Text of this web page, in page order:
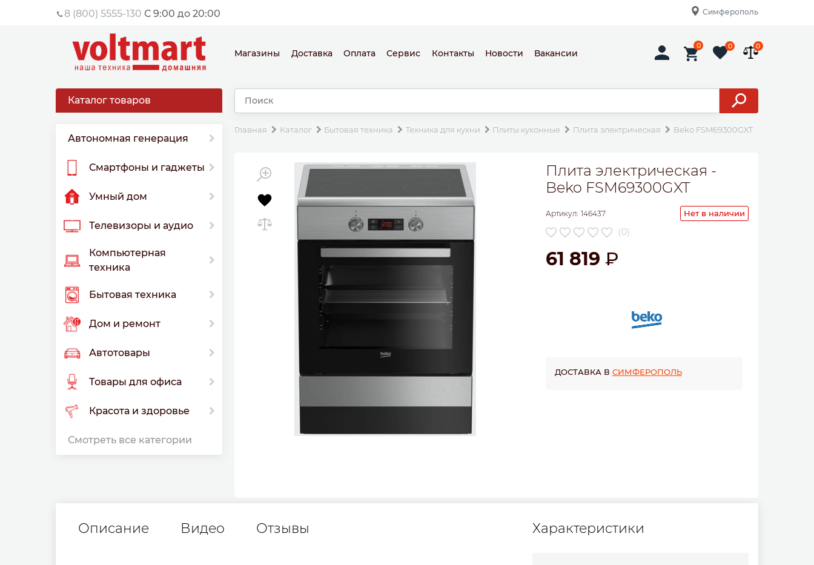
8 (800) 5555-130 С 9:00 до 20:00 Симферополь
Магазины Доставка Оплата Сервис Контакты Новости Вакансии
0 0 0
Каталог товаров
Автономная генерация
Смартфоны и гаджеты
Умный дом
Телевизоры и аудио
Компьютерная
техника
Бытовая техника
Дом и ремонт
Автотовары
Товары для офиса
Красота и здоровье
Смотреть все категории
Главная Каталог Бытовая техника Техника для кухни Плиты кухонные Плита электрическая Beko FSM69300GXT
Плита электрическая -
Beko FSM69300GXT
Артикул: 146437 Нет в наличии
(0)
61 819
ДОСТАВКА В СИМФЕРОПОЛЬ
Описание Видео Отзывы Характеристики